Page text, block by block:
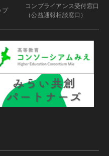
プ
コンプライアンス受付窓口
（公益通報相談窓口）